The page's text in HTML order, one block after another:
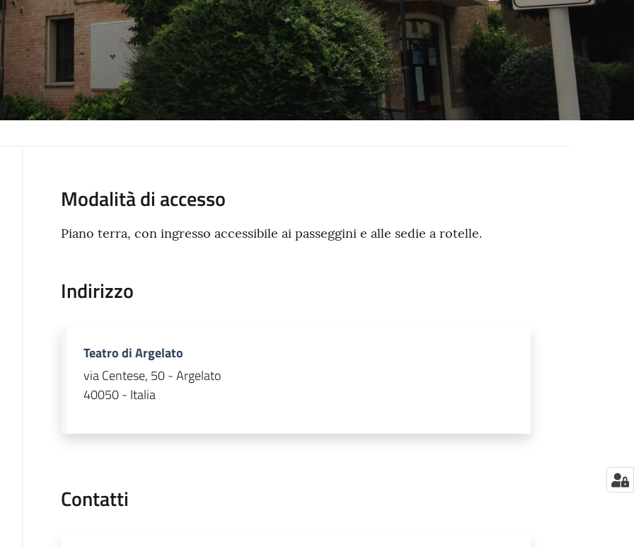
Modalità di accesso
Piano terra, con ingresso accessibile ai passeggini e alle sedie a rotelle.
Indirizzo
Teatro di Argelato
via Centese, 50 - Argelato
40050 - Italia
Contatti